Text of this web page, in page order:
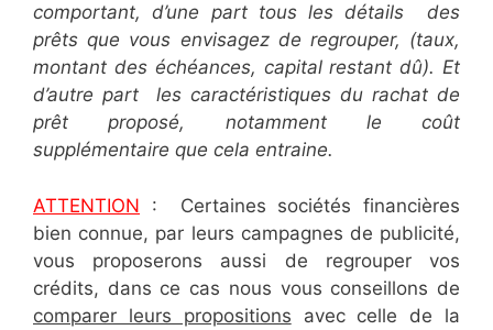
comportant, d’une part tous les détails des
prêts que vous envisagez de regrouper, (taux,
montant des échéances, capital restant dû). Et
d’autre part les caractéristiques du rachat de
prêt proposé, notamment le coût
supplémentaire que cela entraine.
ATTENTION : Certaines sociétés financières
bien connue, par leurs campagnes de publicité,
vous proposerons aussi de regrouper vos
crédits, dans ce cas nous vous conseillons de
comparer leurs propositions avec celle de la